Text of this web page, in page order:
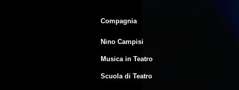
Compagnia
Nino Campisi
Musica in Teatro
Scuola di Teatro